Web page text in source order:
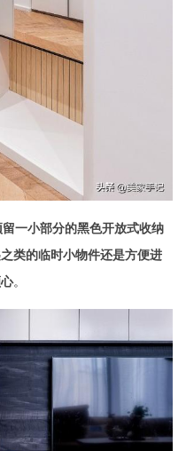
留一小部分的黑色开放式收纳
类的临时小物件还是方便进
。